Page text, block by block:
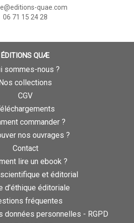
quae.com
06 71 15 24 28
ÉDITIONS QUÆ
sommes-nous ?
collections
CGV
commander ?
nos ouvrages ?
Contact
lire un ebook ?
et éditorial
d’éthique éditoriale
fréquentes
données personnelles - RGPD